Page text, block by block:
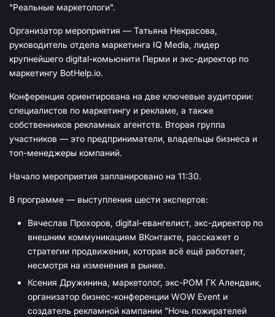
"Реальные маркетологи".
Организатор мероприятия — Татьяна Некрасова,
руководитель отдела маркетинга IQ Media, лидер
крупнейшего digital-комьюнити Перми и экс-директор по
маркетингу BotHelp.io.
Конференция ориентирована на две ключевые аудитории:
специалистов по маркетингу и рекламе, а также
собственников рекламных агентств. Вторая группа
участников — это предприниматели, владельцы бизнеса и
топ-менеджеры компаний.
Начало мероприятия запланировано на 11:30.
В программе — выступления шести экспертов:
Вячеслав Прохоров, digital-евангелист, экс-директор по
внешним коммуникациям ВКонтакте, расскажет о
стратегии продвижения, которая всё ещё работает,
несмотря на изменения в рынке.
Ксения Дружинина, маркетолог, экс-РОМ ГК Алендвик,
организатор бизнес-конференции WOW Event и
создатель рекламной кампании "Ночь пожирателей